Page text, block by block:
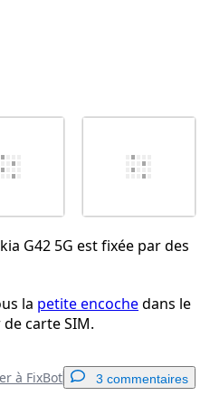
G42 5G est fixée par des
la petite encochedans le
carte SIM.
à FixBot 3 commentaires